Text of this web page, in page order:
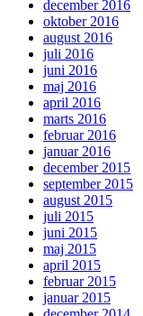
december 2016
oktober 2016
august 2016
juli 2016
juni 2016
maj 2016
april 2016
marts 2016
februar 2016
januar 2016
december 2015
september 2015
august 2015
juli 2015
juni 2015
maj 2015
april 2015
februar 2015
januar 2015